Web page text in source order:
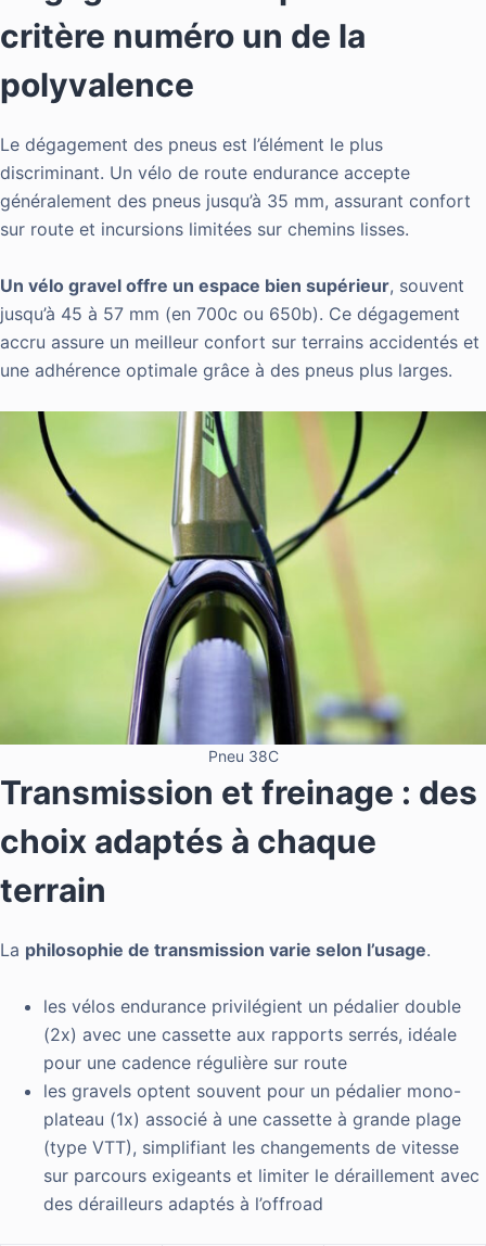
critère numéro un de la
polyvalence
Le dégagement des pneus est l’élément le plus
discriminant. Un vélo de route endurance accepte
généralement des pneus jusqu’à 35 mm, assurant confort
sur route et incursions limitées sur chemins lisses.
Un vélo gravel offre un espace bien supérieur, souvent
jusqu’à 45 à 57 mm (en 700c ou 650b). Ce dégagement
accru assure un meilleur confort sur terrains accidentés et
une adhérence optimale grâce à des pneus plus larges.
Pneu 38C
Transmission et freinage : des
choix adaptés à chaque
terrain
La philosophie de transmission varie selon l’usage.
les vélos endurance privilégient un pédalier double
(2x) avec une cassette aux rapports serrés, idéale
pour une cadence régulière sur route
les gravels optent souvent pour un pédalier mono-
plateau (1x) associé à une cassette à grande plage
(type VTT), simplifiant les changements de vitesse
sur parcours exigeants et limiter le déraillement avec
des dérailleurs adaptés à l’offroad